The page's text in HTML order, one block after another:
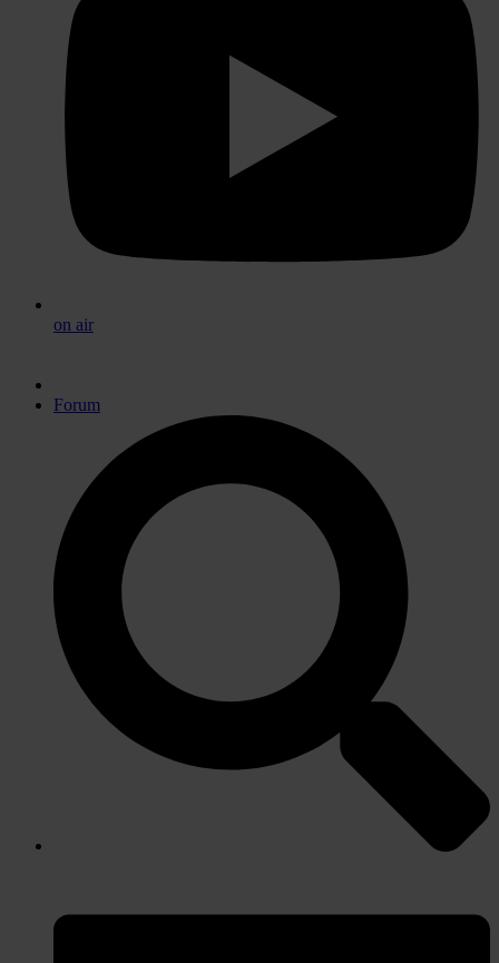
on air
Forum